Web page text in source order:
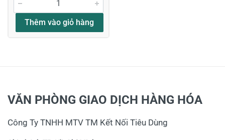
Thêm vào giỏ hàng
VĂN PHÒNG GIAO DỊCH HÀNG HÓA
Công Ty TNHH MTV TM Kết Nối Tiêu Dùng